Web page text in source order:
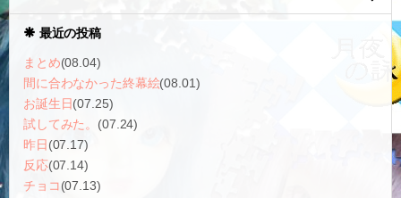
最近の投稿
まとめ(08.04)
間に合わなかった終幕絵(08.01)
お誕生日(07.25)
試してみた。 (07.24)
昨日 (07.17)
反応(07.14)
チョコ(07.13)